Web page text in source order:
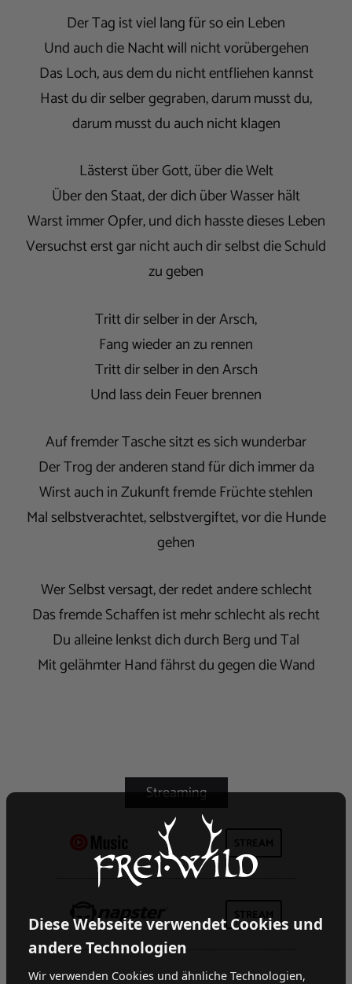
Der Tag ist viel lang für so ein Leben
Und auch die Nacht will nicht vorübergehen
Das Loch, aus dem du nicht entfliehen kannst
Hast du dir selber gegraben, darum musst du,
darum musst du auch nicht klagen
Lästerst über Gott, über die Welt
Über den Staat, der dich über Wasser hält
Warst immer Opfer, und dich hasste dieses Leben
Versuchst erst gar nicht auch dir selbst die Schuld
zu geben
Tritt dir selber in der Arsch,
Fang wieder an zu rennen
Tritt dir selber in den Arsch
Und lass dein Feuer brennen
Auf fremder Tasche sitzt es sich wunderbar
Der Trog der anderen stand für dich immer da
Wirst auch in Zukunft fremde Früchte stehlen
Mal selbstverachtet, selbstvergiftet, vor die Hunde
gehen
Wer Selbst versagt, der redet andere schlecht
Das fremde Schaffen ist mehr schlecht als recht
Du alleine lenkst dich durch Berg und Tal
Mit gelähmter Hand fährst du gegen die Wand
STREAM
Diese Webseite verwendet Cookies und
andere Technologien
Wir verwenden Cookies und ähnliche Technologien,